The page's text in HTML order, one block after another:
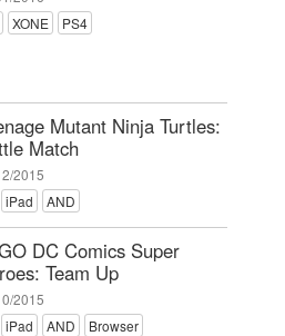
XONE PS4
Mutant Ninja Turtles:
Match
2015
iPad AND
DC Comics Super
Team Up
2015
iPad AND Browser